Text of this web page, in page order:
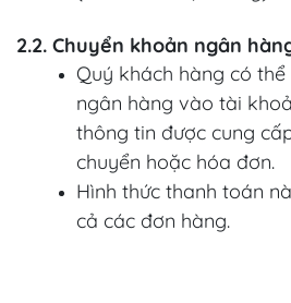
2.2. Chuyển khoản ngân
Quý khách hàng có
ngân hàng vào tài
thông tin được cung
chuyển hoặc hóa đơn.
Hình thức thanh toán
cả các đơn hàng.